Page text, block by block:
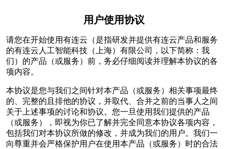
用户使用协议
请您在开始使用有连云（是指研发并提供有连云产品和服务
的有连云人工智能科技（上海）有限公司，以下简称：我
们）的产品（或服务）前，务必仔细阅读并理解本协议的各
项内容。
本协议是您与我们之间针对本产品（或服务）相关事项最终
的、完整的且排他的协议，并取代、合并之前的当事人之间
关于上述事项的讨论和协议。您一旦使用我们提供的产品
（或服务），即视为你已了解并完全同意本协议各项内容，
包括我们对本协议所做的修改，并成为我们的用户。我们一
向尊重并会严格保护用户在使用本产品（或服务）时的合法